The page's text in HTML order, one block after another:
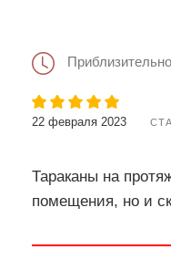
22 февраля 2023
Тараканы на
помещения, но и